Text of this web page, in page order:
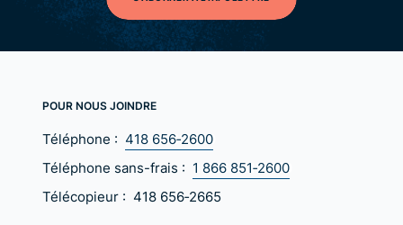
POUR NOUS JOINDRE
Téléphone : 418 656‑2600
Téléphone sans-frais : 1 866 851‑2600
Télécopieur : 418 656‑2665